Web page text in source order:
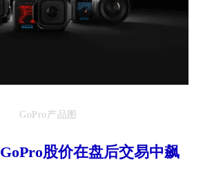
GoPro产品图
GoPro股价在盘后交易中飙